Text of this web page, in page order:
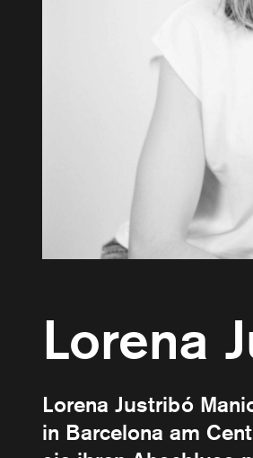
Lorena
Lorena Justribó
in Barcelona am